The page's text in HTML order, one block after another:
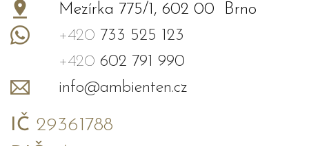
Mezírka 775/1, 602 00 Brno
+420 733 525 123
+420 602 791 990
info@ambienten.cz
IČ 29361788